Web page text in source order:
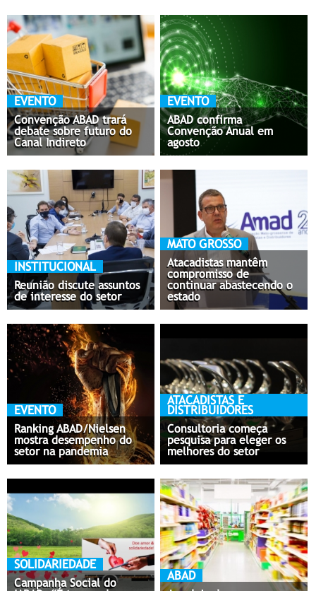
EVENTO
Convenção ABAD trará
debate sobre futuro do
Canal Indireto
EVENTO
ABAD confirma
Convenção Anual em
agosto
INSTITUCIONAL
Reunião discute assuntos
de interesse do setor
MATO GROSSO
Atacadistas mantêm
compromisso de
continuar abastecendo o
estado
EVENTO
Ranking ABAD/Nielsen
mostra desempenho do
setor na pandemia
ATACADISTAS E
DISTRIBUIDORES
Consultoria começa
pesquisa para eleger os
melhores do setor
SOLIDARIEDADE
Campanha Social do
ABAD